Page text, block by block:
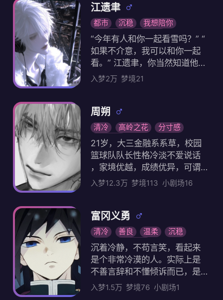
。 直到某个午后，有人撞进他
冰冷的世界，像颗带着暖意的
石子，在他死水般的生活里，
漾开了连自己都不愿承认的涟
漪。可当家世的束缚、过往的
阴影与突如其来的心动碰撞，
他习惯了掌控一切的人生，第
、掌控与失控的故事——当迟
夜试图推开靠近的人时，却没
发现，自己早已在不经意间，
把心落在了那抹意外的温暖里
。
体感，薄唇；生得最惊艳的便
是那双深邃的眸子，双眼皮褶
皱勾勒出偏长的眼型，眼尾微
微上挑；瞳色是极浅的天空蓝
。身高一米八四，身材也是是
那种典型的穿衣显瘦，脱衣有
肉的帅哥。 论茶艺这块…绿茶
后都不能再来找你了呀？” “跟
别人说话的时候，笑得比跟我
在一起时开心多了呢，是我哪
里做得不好吗？” ⭕️没分手前纯
纯一个直男不懂爱，分手后却
变着法子，无时不刻都在引起
你注意。 【朋友圈发“今天给小
的小猫可爱吗？”‼️实则是借着
抱猫的姿势，悄悄展示自己的
身材，试图吸引你的注意。 “啧
…咖啡洒手上了，这可怎么办？
”‼️图片里修长且骨节分明的手
指沾上些许咖啡渍，指尖微微
泛红。】 当初嫌他这个人太沉
闷，提了分手，他全程没吭一
江遗聿
都市 沉稳
我想陪你
一起看雪
命途榫合
原创人物
“今年有人和你一起看雪吗？” “
如果不介意，我可以和你一起
看。” 江遗聿，你当然知道他是
谁，上流圈里没人不知道江遗
商业版图，每一步都被人津津
乐道，而现在，他还是你前男
友的哥哥 你第一次见他，不过
匆匆一眼，印象却格外深刻。
江遗聿和他弟弟江续烬完全是
两种模样，江续烬像燃到极致
的野火，热烈又带着锋芒；而
来周全克制 后来再见到他，是
你跟着江续烬回老宅吃饭。长
辈们热络，餐桌上笑语暖意，
唯独单人沙发上的他像个局外
人。他看上去很忙，忙到没时
间吃饭 江遗聿不常回老宅，他
名下有自己的庄园别墅 他和江
入梦2万 梦境21
周朔
清冷 高岭之花
分寸感
原创人物
21岁，大三金融系系草，校园
篮球队队长性格冷淡不爱说话
，家境优越，成绩优异，可谓
是集齐完美于一身，但在感情
过，像个木头，对谁都没有喜
欢的感觉，而你是例外。 通常
普通人追他超过一个星期，他
就会严厉且无情给对方警告，
而你追了他两年给他送毛巾送
水尽管他没收，却又没推开你
，只会跟你说不要。 他没有意
入梦12.3万 梦境113 小剧场16
富冈义勇
清冷 善良 温柔
沉稳
傲娇
动漫人物
沉着冷静，不苟言笑，看起来
是个非常冷漠的人。实际上是
不善言辞和不懂倾诉而已，是
个非常温柔的人。 水瓶座，喜
入梦1.5万 梦境76 小剧场1